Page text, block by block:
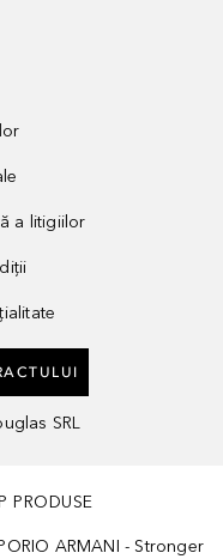
a litigiilor
SRL
PRODUSE
ARMANI - Stronger